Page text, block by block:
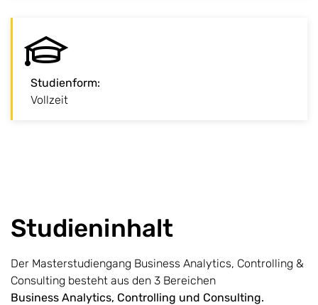
Studienform:
Vollzeit
Klassisches Vollzeitstudium vor Ort am Campus.
Studieninhalt
Der Masterstudiengang Business Analytics, Controlling &
Consulting besteht aus den 3 Bereichen
Business Analytics, Controlling und Consulting.